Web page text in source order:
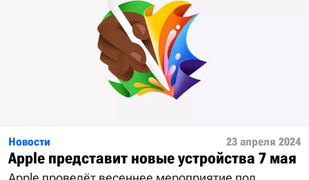
Новости 23 апреля 2024
Apple представит новые устройства 7 мая